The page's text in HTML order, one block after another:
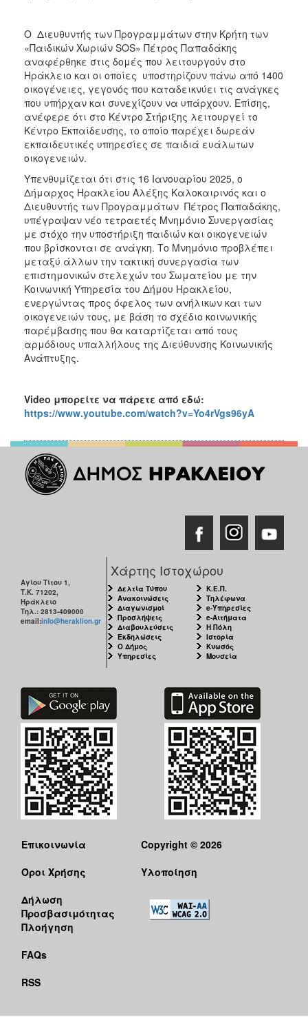
Ο Διευθυντής των Προγραμμάτων στην Κρήτη των
«Παιδικών Χωριών SOS» Πέτρος Παπαδάκης
αναφέρθηκε στις δομές που λειτουργούν στο
Ηράκλειο και οι οποίες υποστηρίζουν πάνω από 1400
οικογένειες, γεγονός που καταδεικνύει τις ανάγκες
που υπήρχαν και συνεχίζουν να υπάρχουν. Επίσης,
ανέφερε ότι στο Κέντρο Στήριξης λειτουργεί το
Κέντρο Εκπαίδευσης, το οποίο παρέχει δωρεάν
εκπαιδευτικές υπηρεσίες σε παιδιά ευάλωτων
οικογενειών.
Υπενθυμίζεται ότι στις 16 Ιανουαρίου 2025, ο
Δήμαρχος Ηρακλείου Αλέξης Καλοκαιρινός και ο
Διευθυντής των Προγραμμάτων Πέτρος Παπαδάκης,
υπέγραψαν νέο τετραετές Μνημόνιο Συνεργασίας
με στόχο την υποστήριξη παιδιών και οικογενειών
που βρίσκονται σε ανάγκη. Το Μνημόνιο προβλέπει
μεταξύ άλλων την τακτική συνεργασία των
επιστημονικών στελεχών του Σωματείου με την
Κοινωνική Υπηρεσία του Δήμου Ηρακλείου,
ενεργώντας προς όφελος των ανήλικων και των
οικογενειών τους, με βάση το σχέδιο κοινωνικής
παρέμβασης που θα καταρτίζεται από τους
αρμόδιους υπαλλήλους της Διεύθυνσης Κοινωνικής
Ανάπτυξης.
Video μπορείτε να πάρετε από εδώ:
https://www.youtube.com/watch?v=Yo4rVgs96yA
Αγίου Τίτου 1,
Τ.Κ. 71202,
Ηράκλειο
Τηλ.: 2813-409000
email:info@heraklion.gr
Χάρτης Ιστοχώρου
Δελτία Τύπου
Ανακοινώσεις
Διαγωνισμοί
Προσλήψεις
Διαβουλεύσεις
Εκδηλώσεις
Ο Δήμος
Υπηρεσίες
Κ.Ε.Π.
Τηλέφωνα
e-Υπηρεσίες
e-Αιτήματα
Η Πόλη
Ιστορία
Κνωσός
Μουσεία
Επικοινωνία
Όροι Χρήσης
Δήλωση
Προσβασιμότητας
Πλοήγηση
FAQs
RSS
Copyright © 2026
Υλοποίηση